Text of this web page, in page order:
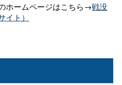
ホームページはこちら→戦没
ト）